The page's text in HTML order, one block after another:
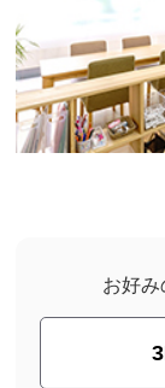
お好